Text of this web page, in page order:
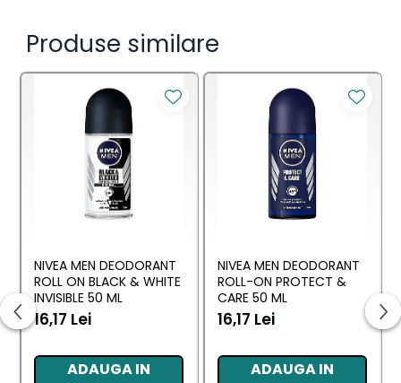
Produse similare
NIVEA MEN DEODORANT
ROLL ON BLACK & WHITE
INVISIBLE 50 ML
16,17 Lei
ADAUGA IN
NIVEA MEN DEODORANT
ROLL-ON PROTECT &
CARE 50 ML
16,17 Lei
ADAUGA IN